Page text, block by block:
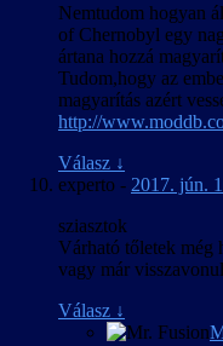
Nemtudom hogyan
of Chernobyl egy
ártana hozzá
Tudom,hogy az
magyarítás azért
http://
Válasz ↓
experto - 2017. jún.
sziasztok
Várható tőletek még
vagy már
Válasz ↓